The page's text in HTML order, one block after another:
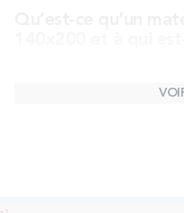
car elles ne prennent que